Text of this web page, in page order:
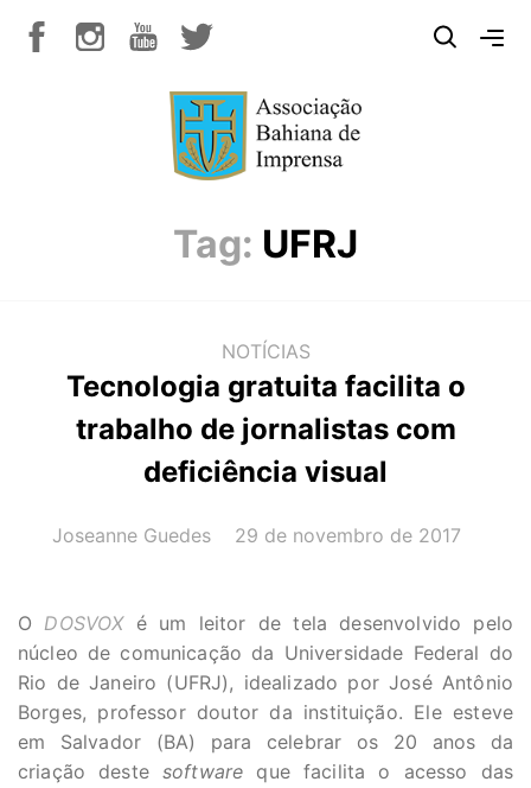
Tag: UFRJ
NOTÍCIAS
Tecnologia gratuita facilita o
trabalho de jornalistas com
deficiência visual
AUTOR(A):
Joseanne Guedes DATA:
29 de novembro de 2017
O DOSVOXé um leitor de tela desenvolvido pelo
núcleo de comunicação da Universidade Federal do
Rio de Janeiro (UFRJ), idealizado por José Antônio
Borges, professor doutor da instituição. Ele esteve
em Salvador (BA) para celebrar os 20 anos da
criação destesoftware que facilita o acesso das